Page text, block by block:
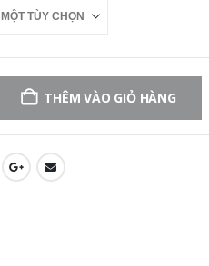
THÊM VÀO GIỎ HÀNG
Găng Tay Dài Ngón MOTOWOLF GM9 Chính Hãng
Giáp Bảo Hộ Tay Chân MOTOWOLF MDL 1029C
0out of 5